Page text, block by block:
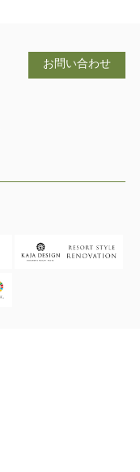
お問い合わせ